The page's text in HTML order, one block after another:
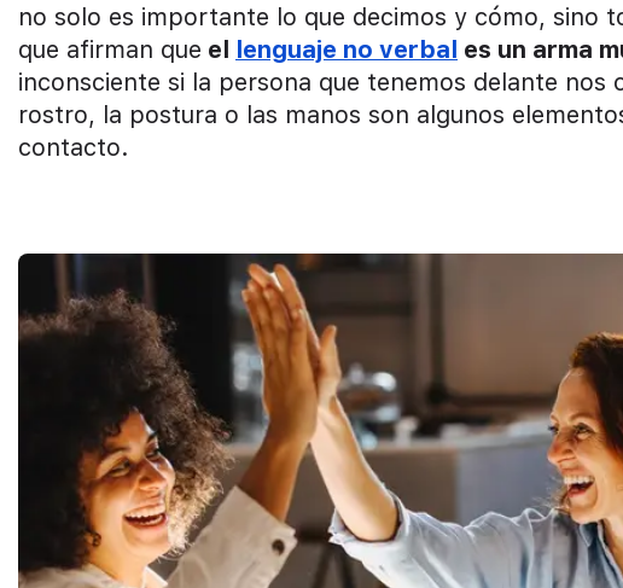
no solo es importante lo que decimos y cómo, sino
que afirman que el lenguaje no verbal es un arma
inconsciente si la persona que tenemos delante nos
rostro, la postura o las manos son algunos
contacto.